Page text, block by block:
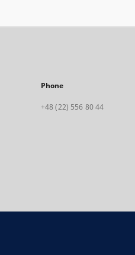
Phone
+48 (22) 556 80 44